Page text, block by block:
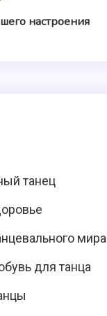
настроения
танец
мира
для танца